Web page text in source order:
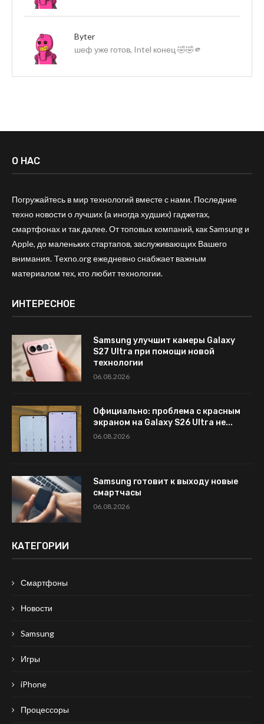
Byter
шеф уже готов, Intel конец 🤣🤣🫵
О НАС
Погружайтесь в мир технологий вместе с нами. Последние
техно новости о лучших (а иногда худших) гаджетах,
смартфонах и так далее. От топовых компаний, как Samsung и
Apple, до маленьких стартапов, заслуживающих Вашего
внимания. Texno.org ежедневно снабжает важным
материалом тех, кто любит технологии.
ИНТЕРЕСНОЕ
Samsung улучшит камеры Galaxy
S27 Ultra при помощи новой
технологии
06.08.2026
Официально: проблема с красным
экраном на Galaxy S26 Ultra не...
06.08.2026
Samsung готовит к выходу новые
смартчасы
06.08.2026
КАТЕГОРИИ
Смартфоны
Новости
Samsung
Игры
iPhone
Процессоры